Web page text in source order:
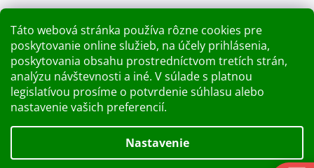
Táto webová stránka používa rôzne cookies pre
poskytovanie online služieb, na účely prihlásenia,
poskytovania obsahu prostredníctvom tretích strán,
analýzu návštevnosti a iné. V súlade s platnou
legislatívou prosíme o potvrdenie súhlasu alebo
nastavenie vašich preferencií.
Nastavenie
Nákupný košík
0KS / 0 €